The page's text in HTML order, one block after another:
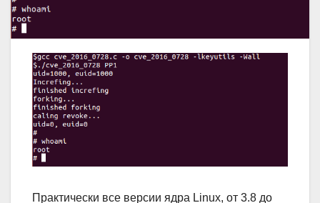
Практически все версии ядра Linux, от 3.8 до